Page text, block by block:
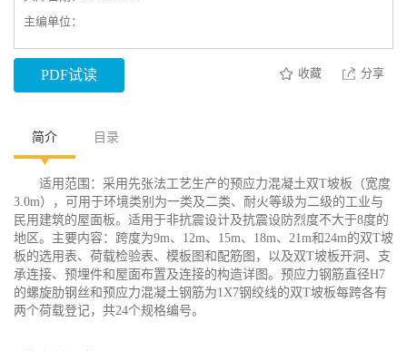
主编单位：
PDF试读 收藏 分享
简介 目录
适用范围：采用先张法工艺生产的预应力混凝土双T坡板（宽度
3.0m），可用于环境类别为一类及二类、耐火等级为二级的工业与
民用建筑的屋面板。适用于非抗震设计及抗震设防烈度不大于8度的
地区。主要内容：跨度为9m、12m、15m、18m、21m和24m的双T坡
板的选用表、荷载检验表、模板图和配筋图，以及双T坡板开洞、支
承连接、预埋件和屋面布置及连接的构造详图。预应力钢筋直径H7
的螺旋肋钢丝和预应力混凝土钢筋为1X7钢绞线的双T坡板每跨各有
两个荷载登记，共24个规格编号。